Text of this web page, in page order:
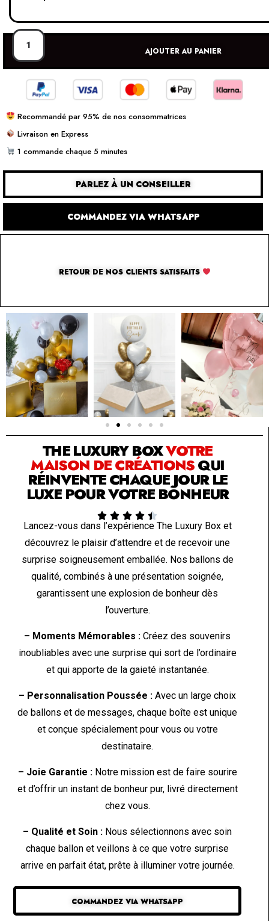
AJOUTER AU PANIER
Recommandé par 95% de nos consommatrices
Livraison en Express
1 commande chaque 5 minutes
PARLEZ À UN CONSEILLER
COMMANDEZ VIA WHATSAPP
RETOUR DE NOS CLIENTS SATISFAITS
SOLUTION PAR THE LUXURY BOX & CO
THE LUXURY BOXVOTRE
MAISON DE CRÉATIONSQUI
RÉINVENTE CHAQUE JOUR LE
LUXE POUR VOTRE BONHEUR
    
Lancez-vous dans l’expérience The Luxury Box et
découvrez le plaisir d’attendre et de recevoir une
surprise soigneusement emballée. Nos ballons de
qualité, combinés à une présentation soignée,
garantissent une explosion de bonheur dès
l’ouverture.
– Moments Mémorables : Créez des souvenirs
inoubliables avec une surprise qui sort de l’ordinaire
et qui apporte de la gaieté instantanée.
– Personnalisation Poussée : Avec un large choix
de ballons et de messages, chaque boîte est unique
et conçue spécialement pour vous ou votre
destinataire.
– Joie Garantie :Notre mission est de faire sourire
et d’offrir un instant de bonheur pur, livré directement
chez vous.
– Qualité et Soin : Nous sélectionnons avec soin
chaque ballon et veillons à ce que votre surprise
arrive en parfait état, prête à illuminer votre journée.
COMMANDEZ VIA WHATSAPP